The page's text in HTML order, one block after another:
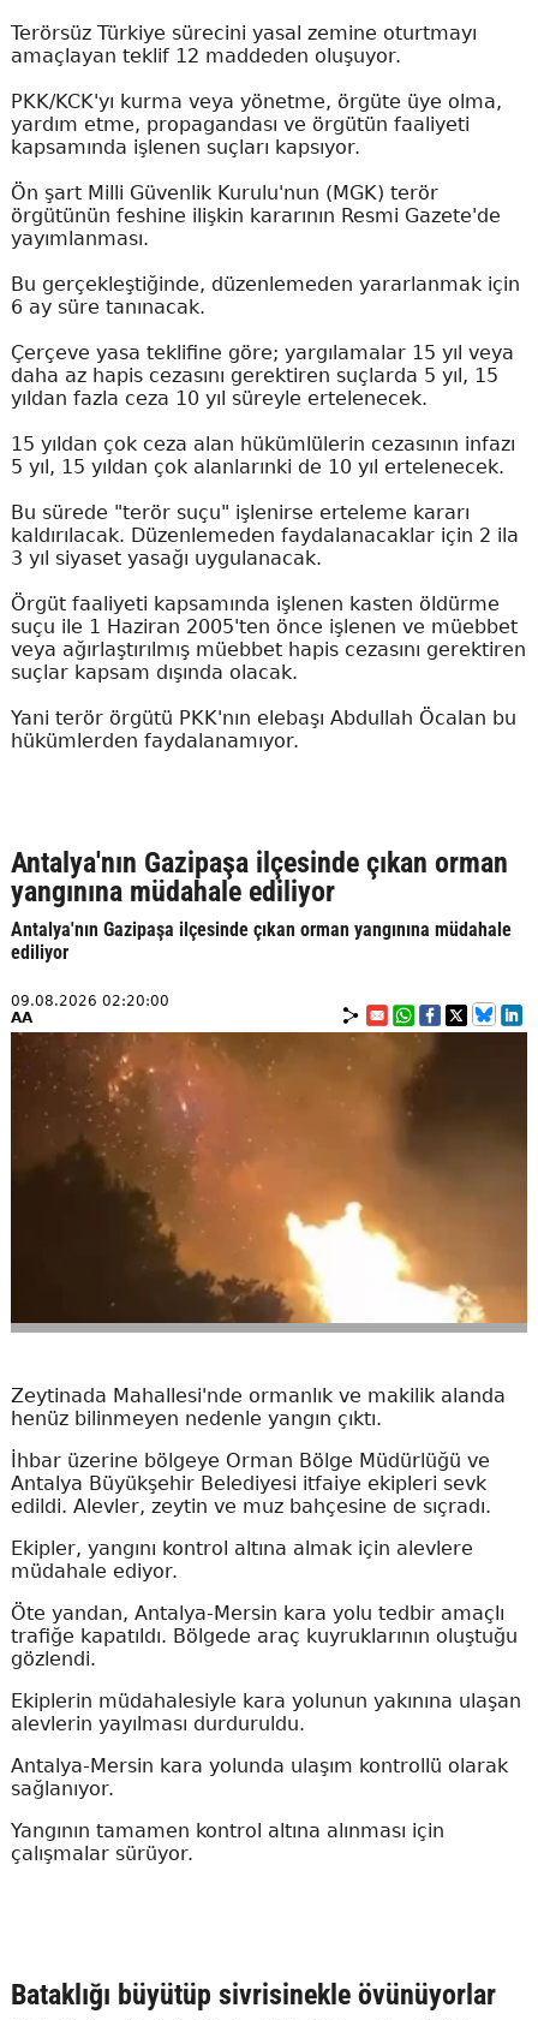
Terörsüz Türkiye sürecini yasal zemine oturtmayı
amaçlayan teklif 12 maddeden oluşuyor.
PKK/KCK'yı kurma veya yönetme, örgüte üye olma,
yardım etme, propagandası ve örgütün faaliyeti
kapsamında işlenen suçları kapsıyor.
Ön şart Milli Güvenlik Kurulu'nun (MGK) terör
örgütünün feshine ilişkin kararının Resmi Gazete'de
yayımlanması.
Bu gerçekleştiğinde, düzenlemeden yararlanmak için
6 ay süre tanınacak.
Çerçeve yasa teklifine göre; yargılamalar 15 yıl veya
daha az hapis cezasını gerektiren suçlarda 5 yıl, 15
yıldan fazla ceza 10 yıl süreyle ertelenecek.
15 yıldan çok ceza alan hükümlülerin cezasının infazı
5 yıl, 15 yıldan çok alanlarınki de 10 yıl ertelenecek.
Bu sürede "terör suçu" işlenirse erteleme kararı
kaldırılacak. Düzenlemeden faydalanacaklar için 2 ila
3 yıl siyaset yasağı uygulanacak.
Örgüt faaliyeti kapsamında işlenen kasten öldürme
suçu ile 1 Haziran 2005'ten önce işlenen ve müebbet
veya ağırlaştırılmış müebbet hapis cezasını gerektiren
suçlar kapsam dışında olacak.
Yani terör örgütü PKK'nın elebaşı Abdullah Öcalan bu
hükümlerden faydalanamıyor.
Antalya'nın Gazipaşa ilçesinde çıkan orman
yangınına müdahale ediliyor
Antalya'nın Gazipaşa ilçesinde çıkan orman yangınına müdahale
ediliyor
09.08.2026 02:20:00
AA
Zeytinada Mahallesi'nde ormanlık ve makilik alanda
henüz bilinmeyen nedenle yangın çıktı.
İhbar üzerine bölgeye Orman Bölge Müdürlüğü ve
Antalya Büyükşehir Belediyesi itfaiye ekipleri sevk
edildi. Alevler, zeytin ve muz bahçesine de sıçradı.
Ekipler, yangını kontrol altına almak için alevlere
müdahale ediyor.
Öte yandan, Antalya-Mersin kara yolu tedbir amaçlı
trafiğe kapatıldı. Bölgede araç kuyruklarının oluştuğu
gözlendi.
Ekiplerin müdahalesiyle kara yolunun yakınına ulaşan
alevlerin yayılması durduruldu.
Antalya-Mersin kara yolunda ulaşım kontrollü olarak
sağlanıyor.
Yangının tamamen kontrol altına alınması için
çalışmalar sürüyor.
Bataklığı büyütüp sivrisinekle övünüyorlar